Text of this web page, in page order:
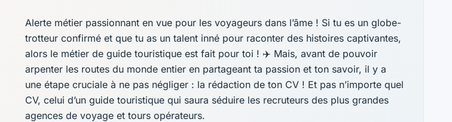
Alerte métier passionnant en vue pour les voyageurs dans l’âme ! Si tu es un globe-
trotteur confirmé et que tu as un talent inné pour raconter des histoires captivantes,
alors le métier de guide touristique est fait pour toi ! ✈️ Mais, avant de pouvoir
arpenter les routes du monde entier en partageant ta passion et ton savoir, il y a
une étape cruciale à ne pas négliger : la rédaction de ton CV ! Et pas n’importe quel
CV, celui d’un guide touristique qui saura séduire les recruteurs des plus grandes
agences de voyage et tours opérateurs.